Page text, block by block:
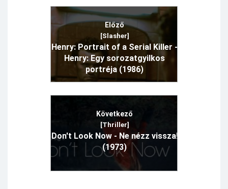
Előző
[Slasher]
Henry: Portrait of a Serial Killer -
Henry: Egy sorozatgyilkos
portréja (1986)
Következő
[Thriller]
Don't Look Now - Ne nézz vissza!
(1973)